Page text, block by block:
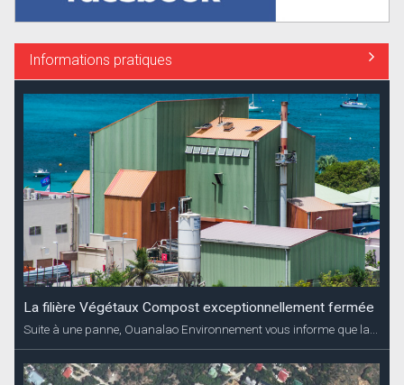
Informations pratiques
La filière Végétaux Compost exceptionnellement fermée
Suite à une panne, Ouanalao Environnement vous informe que la...